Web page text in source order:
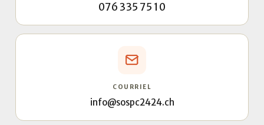
076 335 75 10
COURRIEL
info@sospc2424.ch